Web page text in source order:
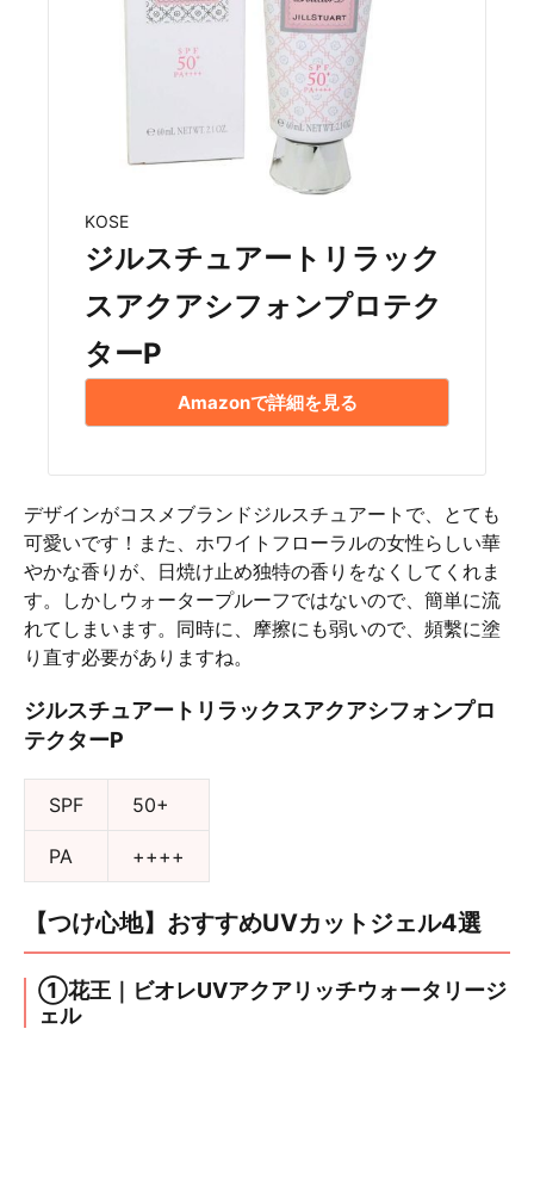
KOSE
ジルスチュアートリラック
スアクアシフォンプロテク
ターP
Amazonで詳細を見る
デザインがコスメブランドジルスチュアートで、とても
可愛いです！また、ホワイトフローラルの女性らしい華
やかな香りが、日焼け止め独特の香りをなくしてくれま
す。しかしウォータープルーフではないので、簡単に流
れてしまいます。同時に、摩擦にも弱いので、頻繫に塗
り直す必要がありますね。
ジルスチュアートリラックスアクアシフォンプロ
テクターP
SPF 50+
PA ++++
【つけ心地】おすすめUVカットジェル4選
①花王｜ビオレUVアクアリッチウォータリージ
ェル